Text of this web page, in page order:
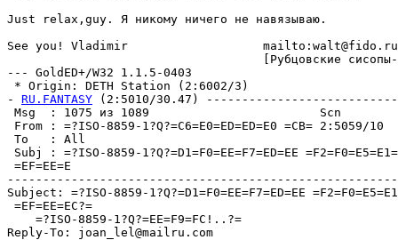
Just relax,guy. Я никомy ничего не навязываю.
See you! Vladimir
[Рубцовские
--- GoldED+/W32 1.1.5-0403
* Origin: DETH Station (2:6002/3)
- RU.FANTASY (2:5010/30.47)
Msg  : 1075 из 1089                        Scn
From : =?ISO-8859-1?Q?=C6=E0=ED=ED=E0 =CB=
To   : All
Subj : =?ISO-8859-1?Q?=D1=F0=EE=F7=ED=EE
=EF=EE=E
Subject: =?ISO-8859-1?Q?=D1=F0=EE=F7=ED=EE
=EF=EE=EC?=
    =?ISO-8859-1?Q?=EE=F9=FC!..?=
Reply-To: joan_lel@mailru.com